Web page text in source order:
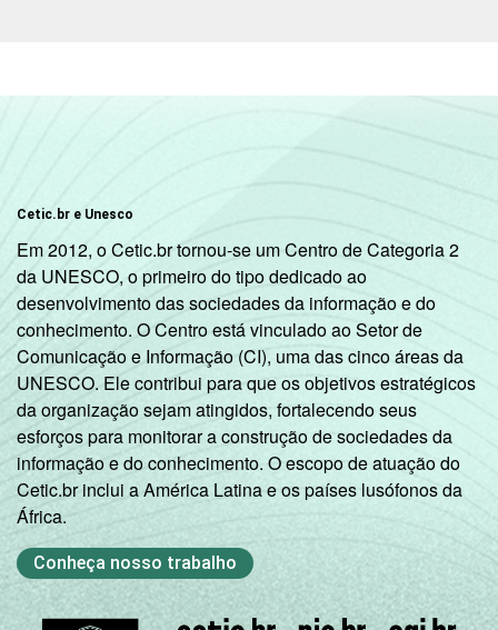
Cetic.br e Unesco
Em 2012, o Cetic.br tornou-se um Centro de Categoria 2
da UNESCO, o primeiro do tipo dedicado ao
desenvolvimento das sociedades da informação e do
conhecimento. O Centro está vinculado ao Setor de
Comunicação e Informação (CI), uma das cinco áreas da
UNESCO. Ele contribui para que os objetivos estratégicos
da organização sejam atingidos, fortalecendo seus
esforços para monitorar a construção de sociedades da
informação e do conhecimento. O escopo de atuação do
Cetic.br inclui a América Latina e os países lusófonos da
África.
Conheça nosso trabalho